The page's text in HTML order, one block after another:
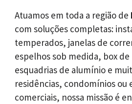
Atuamos em toda a região de
com soluções completas:
temperados, janelas de
espelhos sob medida, box
esquadrias de alumínio e
residências, condomínios ou
comerciais, nossa missão é